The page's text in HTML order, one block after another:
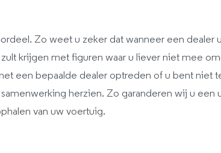
Zo weet u zeker dat wanneer een dealer
krijgen met figuren waar u liever niet mee
een bepaalde dealer optreden of u bent niet
herzien. Zo garanderen wij u een
van uw voertuig.